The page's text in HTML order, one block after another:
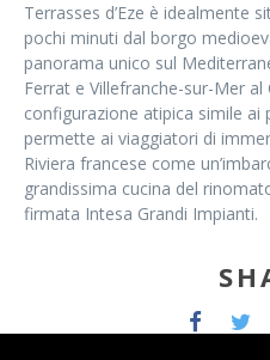
Terrasses d’Eze è idealmente
pochi minuti dal borgo
panorama unico sul
Ferrat e Villefranche-sur-Mer al
configurazione atipica simile ai
permette ai viaggiatori di
Riviera francese come
grandissima cucina del
firmata Intesa Grandi Impianti.